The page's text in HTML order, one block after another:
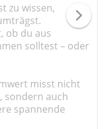
zu wissen,
ob du aus
solltest – oder
misst nicht
sondern auch
spannende